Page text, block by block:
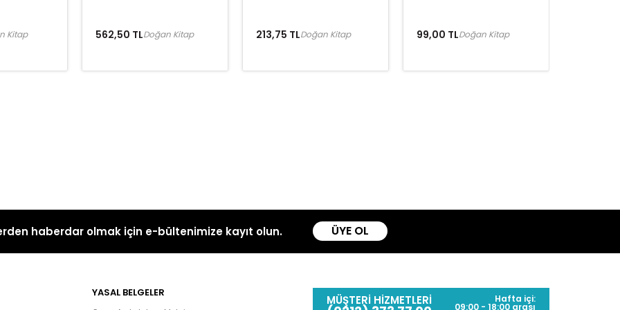
Kitap 562,50 TLDoğan Kitap 213,75 TLDoğan Kitap 99,00 TLDoğan Kitap
haberdar olmak için e-bültenimize kayıt olun. ÜYE OL
YASAL BELGELER
MÜŞTERİ HİZMETLERİ Hafta içi:
09:00 - 18:00 arası